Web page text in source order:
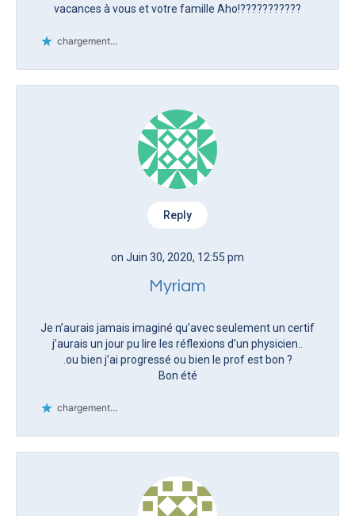
vacances à vous et votre famille Aho!?????️?️???️??
chargement…
Reply
on Juin 30, 2020, 12:55 pm
Myriam
Je n’aurais jamais imaginé qu’avec seulement un certif
j’aurais un jour pu lire les réflexions d’un physicien..
.ou bien j’ai progressé ou bien le prof est bon ?
Bon été
chargement…